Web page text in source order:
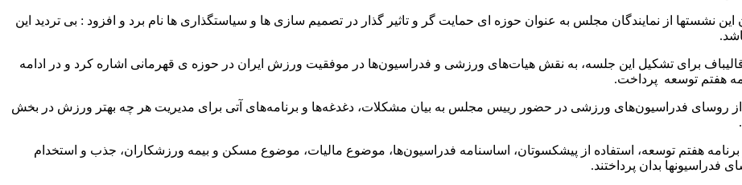
از نمایندگان مجلس به عنوان حوزه ای حمایت گر و تاثیر گذار در تصمیم سازی ها و سیاستگذاری ها نام برد و افزود : بی تردید این
قالیباف برای تشکیل این جلسه، به نقش هیات‌های ورزشی و فدراسیون‌ها در موفقیت ورزش ایران در حوزه ی قهرمانی اشاره کرد و در ادامه
هفتم توسعه پرداخت.
از روسای فدراسیون‌های ورزشی در حضور رییس مجلس به بیان مشکلات، دغدغه‌ها و برنامه‌های آتی برای مدیریت هر چه بهتر ورزش در بخش
هفتم توسعه، استفاده از پیشکسوتان، اساسنامه فدراسیون‌ها، موضوع مالیات، موضوع مسکن و بیمه ورزشکاران، جذب و استخدام
بدان پرداختند.